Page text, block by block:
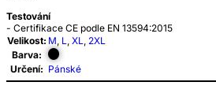
Testování
- Certifikace CE podle EN 13594:2015
Velikost: M, L, XL, 2XL
Barva:
Určení: Pánské